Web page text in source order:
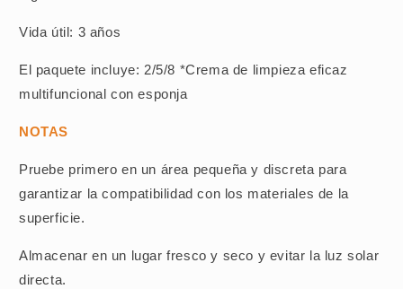
Vida útil: 3 años
El paquete incluye: 2/5/8 *Crema de limpieza eficaz
multifuncional con esponja
NOTAS
Pruebe primero en un área pequeña y discreta para
garantizar la compatibilidad con los materiales de la
superficie.
Almacenar en un lugar fresco y seco y evitar la luz solar
directa.